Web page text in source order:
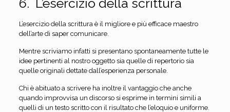
L’esercizio della scrittura è il migliore e più efficace maestro
dell’arte di saper comunicare.
Mentre scriviamo infatti si presentano spontaneamente tutte le
idee pertinenti al nostro oggetto sia quelle di repertorio sia
quelle originali dettate dall’esperienza personale.
Chi è abituato a scrivere ha inoltre il vantaggio che anche
quando improvvisa un discorso si esprime in termini simili a
quelli di un testo scritto con il risultato che l’eloquio e uniforme.